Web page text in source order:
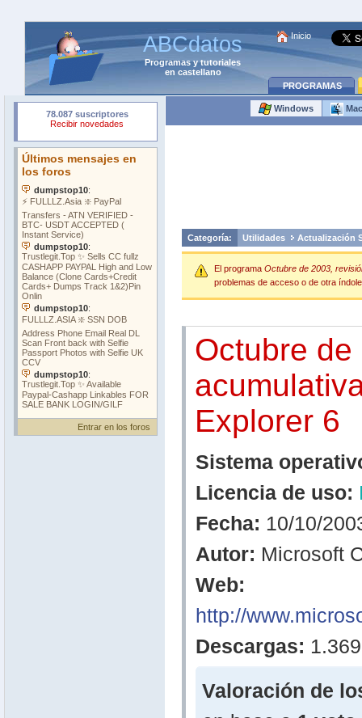
ABCdatos
Programasytutoriales
en castellano
Inicio
PROGRAMAS
Entrar en los foros
Windows Mac
Categoría: Utilidades Actualización
El programa Octubre de 2003,
problemas de acceso o de otra
Octubre
Explorer 6
Sistema
Licencia de uso:
Fecha: 10/10/
Autor: Microsoft
Web:
http://
Descargas: 1.369
Valoración de